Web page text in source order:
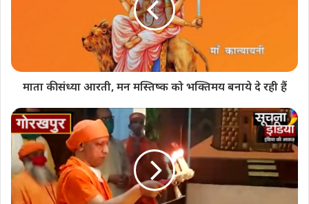
हैं ? कौन है इसका जिम्मेदार ?
प्राथमिक विद्यालय गरीब परिवार के बच्चों का भविस्य बनाते
है, छोटी सी उम्र में जब ये बच्चे देखतें हैं की उनके विद्यालय
में पंखा और ट्यूब लाइट तो लगी है परन्तु दिखावे के लिए
नल तो लगा है परन्तु वो भी सिर्फ दिखावे के लिए, क्या
सीखेंगे हमारे बच्चे इन व्यस्था से ? क्या वो ईमानदार बन
पाएंगे ? जब वो हर पल देख रहे हैं और अनुभव कर रहे हैं
की जिन लोगों से हम प्रेरणा लेते हैं जिनको हम रेस्पेक्ट करते
हैं उनके लिए “हाथी के दांत खाने के और दिखाने के और
होते हैं।
माता की संध्या आरती, मन मस्तिष्क को भक्तिमय बनाये दे रही हैं